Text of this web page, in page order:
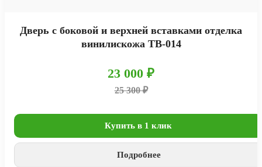
Дверь с боковой и верхней вставками отделка
винилискожа ТВ-014
23 000 ₽
25 300 ₽
Купить в 1 клик
Подробнее